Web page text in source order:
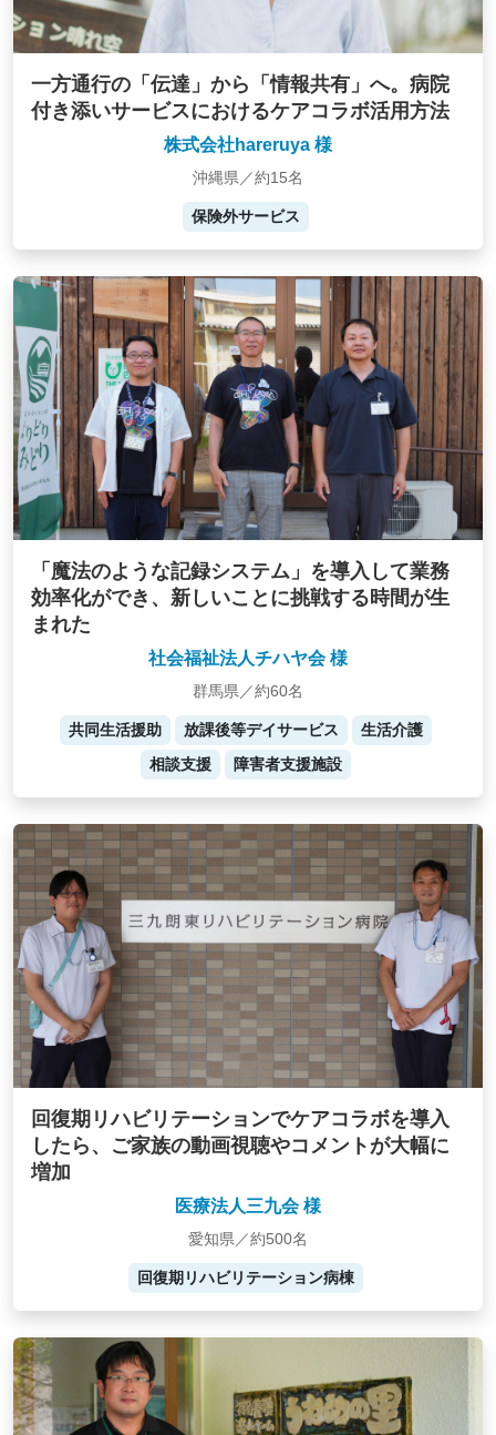
一方通行の「伝達」から「情報共有」へ。病院
付き添いサービスにおけるケアコラボ活用方法
株式会社hareruya 様
沖縄県／約15名
保険外サービス
「魔法のような記録システム」を導入して業務
効率化ができ、新しいことに挑戦する時間が生
まれた
社会福祉法人チハヤ会 様
群馬県／約60名
共同生活援助 放課後等デイサービス
生活介護
相談支援
障害者支援施設
回復期リハビリテーションでケアコラボを導入
したら、ご家族の動画視聴やコメントが大幅に
増加
医療法人三九会 様
愛知県／約500名
回復期リハビリテーション病棟